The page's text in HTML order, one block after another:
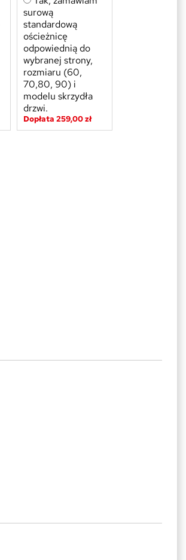
surową
standardową
ościeżnicę
odpowiednią do
wybranej strony,
rozmiaru (60,
70,80, 90) i
modelu skrzydła
drzwi.
Dopłata 259,00 zł